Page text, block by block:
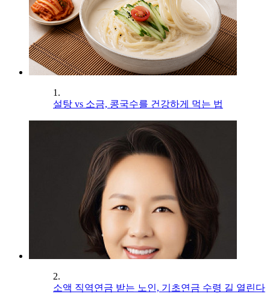
1.
설탕 vs 소금, 콩국수를 건강하게 먹는 법
2.
소액 직역연금 받는 노인, 기초연금 수령 길 열린다